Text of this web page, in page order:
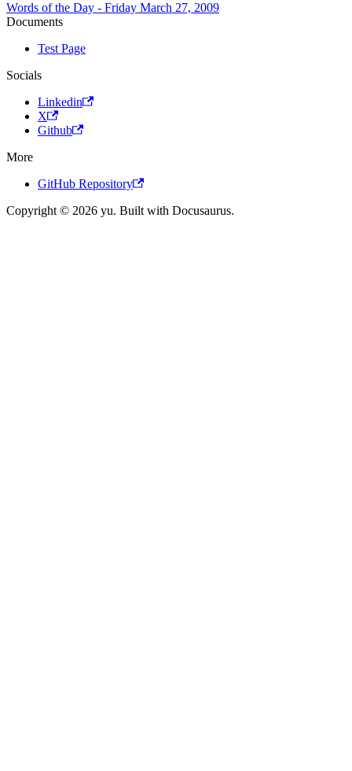
Words of the Day - Friday March 27, 2009
Documents
Test Page
Socials
Linkedin
X
Github
More
GitHub Repository
Copyright © 2026 yu. Built with Docusaurus.